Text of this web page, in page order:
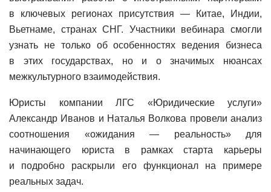
в ключевых регионах присутствия — Китае, Индии,
Вьетнаме, странах СНГ. Участники вебинара смогли
узнать не только об особенностях ведения бизнеса
в этих государствах, но и о значимых нюансах
межкультурного взаимодействия.
Юристы компании ЛГС «Юридические услуги»
Александр Иванов и Наталья Волкова провели анализ
соотношения «ожидания — реальность» для
начинающего юриста в рамках старта карьеры
и подробно раскрыли его функционал на примере
реальных задач.